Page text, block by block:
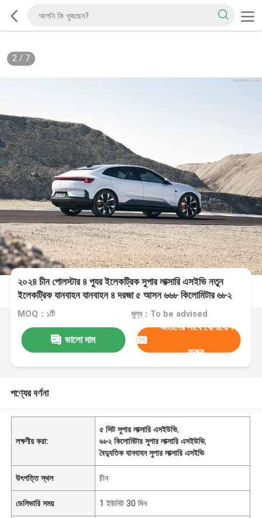
2/ 7
২০২৪ চীন পোলস্টার ৪ প্যুর ইলেকট্রিক সুপার লাক্সারি এসইভি নতুন
ইলেকট্রিক যানবাহন যানবাহন ৪ দরজা ৫ আসন ৬৬৮ কিলোমিটার ৬৮২
কিলোমিটার ইভ গাড়ি
MOQ：১টি মূল্য：To be advised
ভালো দাম
আমাদের সাথে যোগাযোগ
করুন
পণ্যের বর্ণনা
লক্ষণীয় করা:
৫ সিট সুপার লাক্সারি এসইউভি,
৬৮২ কিলোমিটার সুপার লাক্সারি এসইউভি,
বৈদ্যুতিক যানবাহন সুপার লাক্সারি এসইভি
উৎপত্তি স্থল চীন
ডেলিভারি সময় 1 ইউনিট 30 দিন